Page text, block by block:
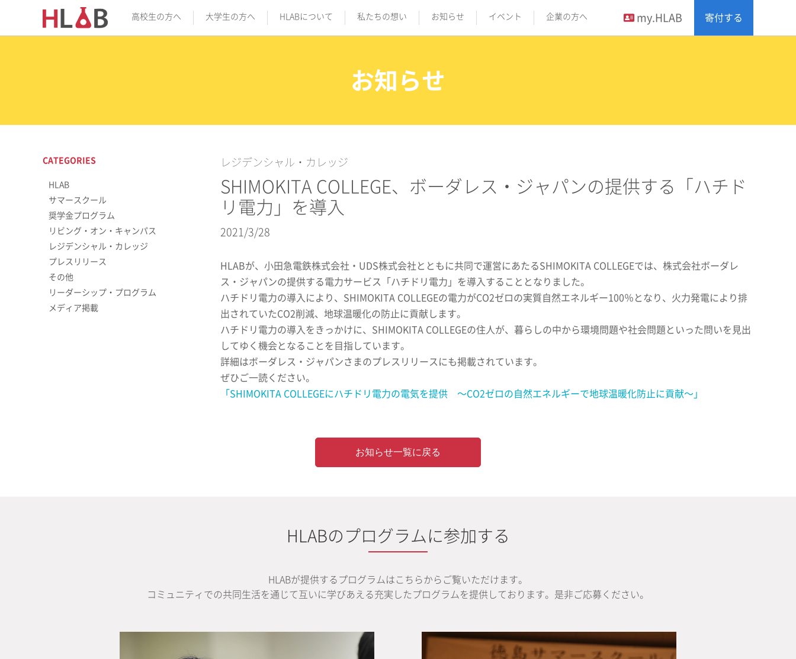
高校生の方へ 大学生の方へ HLABについて 私たちの想い お知らせ イベント 企業の方へ my.HLAB 寄付する
お知らせ
レジデンシャル・カレッジ
SHIMOKITA COLLEGE、ボーダレス・ジャパンの提供する「ハチド
リ電力」を導入
2021/3/28
HLABが、小田急電鉄株式会社・UDS株式会社とともに共同で運営にあたるSHIMOKITA COLLEGEでは、株式会社ボーダレ
ス・ジャパンの提供する電力サービス「ハチドリ電力」を導入することとなりました。
ハチドリ電力の導入により、SHIMOKITA COLLEGEの電力がCO2ゼロの実質自然エネルギー100％となり、火力発電により排
出されていたCO2削減、地球温暖化の防止に貢献します。
ハチドリ電力の導入をきっかけに、SHIMOKITA COLLEGEの住人が、暮らしの中から環境問題や社会問題といった問いを見出
してゆく機会となることを目指しています。
詳細はボーダレス・ジャパンさまのプレスリリースにも掲載されています。
ぜひご一読ください。
「SHIMOKITA COLLEGEにハチドリ電力の電気を提供 〜CO2ゼロの自然エネルギーで地球温暖化防止に貢献〜」
お知らせ一覧に戻る
CATEGORIES
HLAB
サマースクール
奨学金プログラム
リビング・オン・キャンパス
レジデンシャル・カレッジ
プレスリリース
その他
リーダーシップ・プログラム
メディア掲載
HLABのプログラムに参加する
HLABが提供するプログラムはこちらからご覧いただけます。
コミュニティでの共同生活を通じて互いに学びあえる充実したプログラムを提供しております。是非ご応募ください。